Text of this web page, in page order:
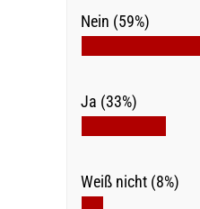
Nein (59%)
Ja (33%)
Weiß nicht (8%)